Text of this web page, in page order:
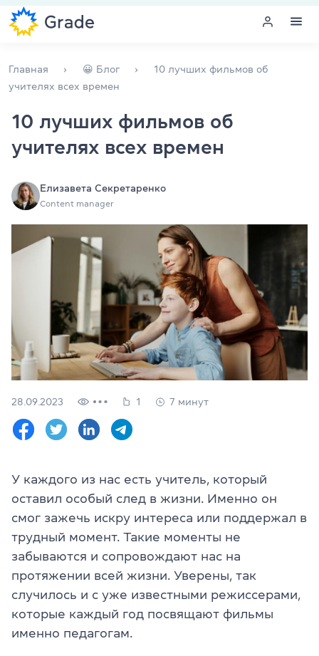
Обучение для преподавателей
Подготовка к экзаменам
Экзаменационный центр
Больше о нас
Проверитьсвойуровень
Оставить заявку
Язык сайта
(044) 580 11 00
(050) 580 11 00
(098) 580 11 00
г. Киев, метро Золотые Ворота, ул. Ярославов Вал, 13/2-б,
Посмотреть на Google Maps
Главная 😀 Блог
10 лучших фильмов об
учителях всех времен
10 лучших фильмов об
учителях всех времен
Елизавета Секретаренко
Content manager
28.09.2023 1 7 минут
У каждого из нас есть учитель, который
оставил особый след в жизни. Именно он
смог зажечь искру интереса или поддержал в
трудный момент. Такие моменты не
забываются и сопровождают нас на
протяжении всей жизни. Уверены, так
случилось и с уже известными режиссерами,
которые каждый год посвящают фильмы
именно педагогам.